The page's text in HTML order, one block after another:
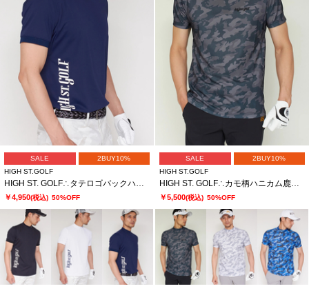
SALE
2BUY10%
HIGH ST.GOLF
HIGH ST. GOLF∴タテロゴバックハニカム モックネックシャツ ＜AdE＞
￥4,950(税込) 50%OFF
SALE
2BUY10%
HIGH ST.GOLF
HIGH ST. GOLF∴カモ柄ハニカム鹿の子モックネックシャツ ＜AdE＞
￥5,500(税込) 50%OFF